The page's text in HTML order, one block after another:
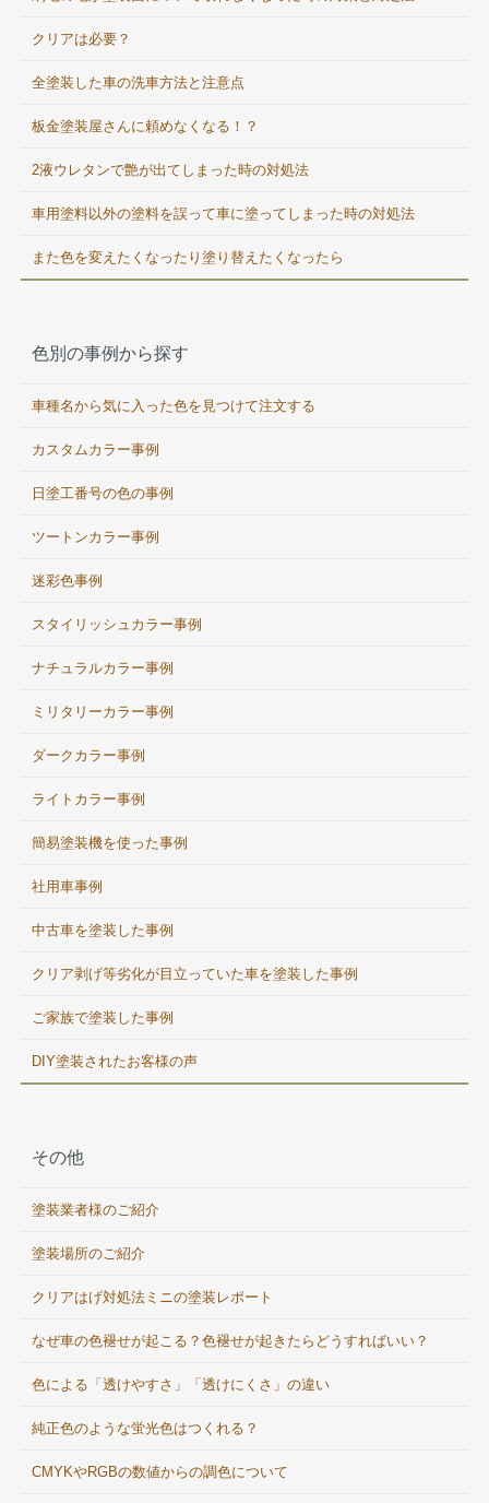
クリアは必要？
全塗装した車の洗車方法と注意点
板金塗装屋さんに頼めなくなる！？
2液ウレタンで艶が出てしまった時の対処法
車用塗料以外の塗料を誤って車に塗ってしまった時の対処法
また色を変えたくなったり塗り替えたくなったら
色別の事例から探す
車種名から気に入った色を見つけて注文する
カスタムカラー事例
日塗工番号の色の事例
ツートンカラー事例
迷彩色事例
スタイリッシュカラー事例
ナチュラルカラー事例
ミリタリーカラー事例
ダークカラー事例
ライトカラー事例
簡易塗装機を使った事例
社用車事例
中古車を塗装した事例
クリア剥げ等劣化が目立っていた車を塗装した事例
ご家族で塗装した事例
DIY塗装されたお客様の声
その他
塗装業者様のご紹介
塗装場所のご紹介
クリアはげ対処法ミニの塗装レポート
なぜ車の色褪せが起こる？色褪せが起きたらどうすればいい？
色による「透けやすさ」「透けにくさ」の違い
純正色のような蛍光色はつくれる？
CMYKやRGBの数値からの調色について